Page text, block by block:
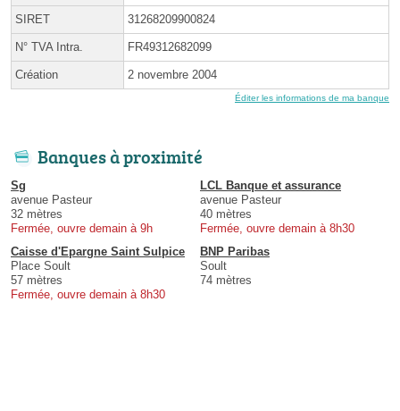
SIRET 31268209900824
N° TVA Intra. FR49312682099
Création 2 novembre 2004
Éditer les informations de ma banque
Banques à proximité
Sg
avenue Pasteur
32 mètres
Fermée, ouvre demain à 9h
LCL Banque et assurance
avenue Pasteur
40 mètres
Fermée, ouvre demain à 8h30
Caisse d'Epargne Saint Sulpice
Place Soult
57 mètres
Fermée, ouvre demain à 8h30
BNP Paribas
Soult
74 mètres